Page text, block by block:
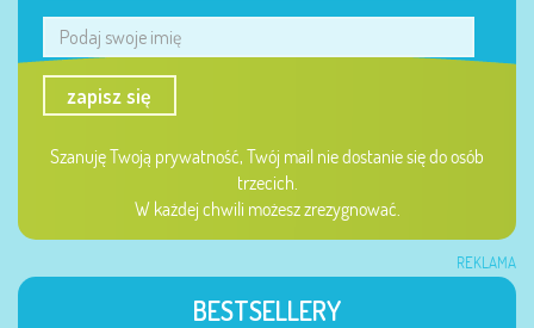
zapisz się
Szanuję Twoją prywatność, Twój mail nie dostanie się do osób
trzecich.
W każdej chwili możesz zrezygnować.
REKLAMA
BESTSELLERY